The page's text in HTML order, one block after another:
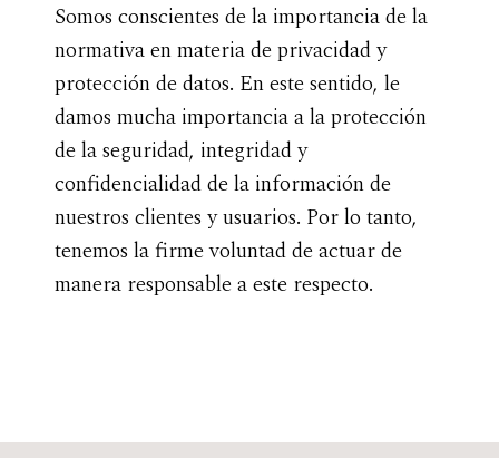
Somos conscientes de la importancia de la
normativa en materia de privacidad y
protección de datos. En este sentido, le
damos mucha importancia a la protección
de la seguridad, integridad y
confidencialidad de la información de
nuestros clientes y usuarios. Por lo tanto,
tenemos la firme voluntad de actuar de
manera responsable a este respecto.